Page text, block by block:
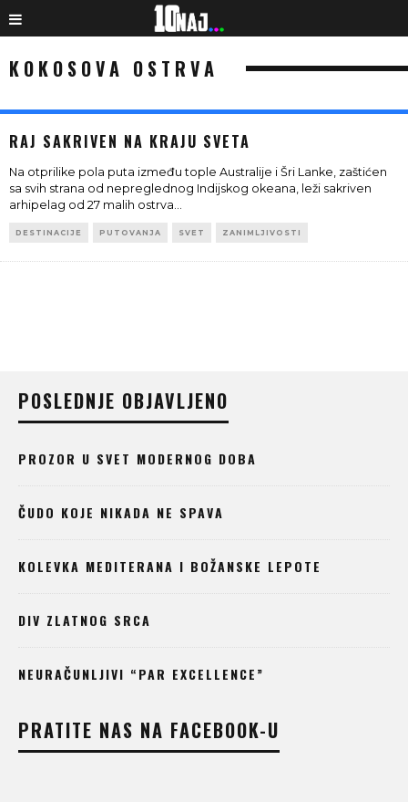
KOKOSOVA OSTRVA
RAJ SAKRIVEN NA KRAJU SVETA
Na otprilike pola puta između tople Australije i Šri Lanke, zaštićen
sa svih strana od nepreglednog Indijskog okeana, leži sakriven
arhipelag od 27 malih ostrva...
DESTINACIJE PUTOVANJA SVET ZANIMLJIVOSTI
POSLEDNJE OBJAVLJENO
PROZOR U SVET MODERNOG DOBA
ČUDO KOJE NIKADA NE SPAVA
KOLEVKA MEDITERANA I BOŽANSKE LEPOTE
DIV ZLATNOG SRCA
NEURAČUNLJIVI “PAR EXCELLENCE”
PRATITE NAS NA FACEBOOK-U